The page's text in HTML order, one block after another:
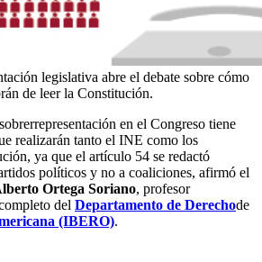
legislativa abre el debate sobre cómo
de leer la Constitución.
en el Congreso tiene
realizarán tanto el INE como los
ya que el artículo 54 se redactó
políticos y no a coaliciones, afirmó el
Ortega Soriano, profesor
del Departamento de Derechode
(IBERO).